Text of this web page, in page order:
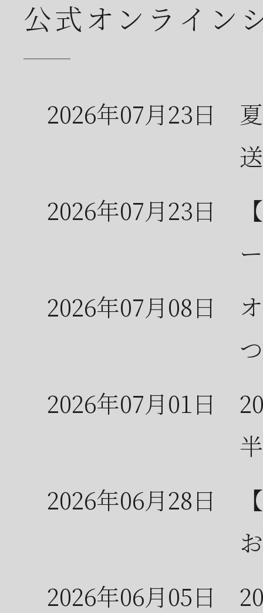
公式オンライン
2026年07月23日
2026年07月23日
2026年07月08日
2026年07月01日
2026年06月28日
2026年06月05日